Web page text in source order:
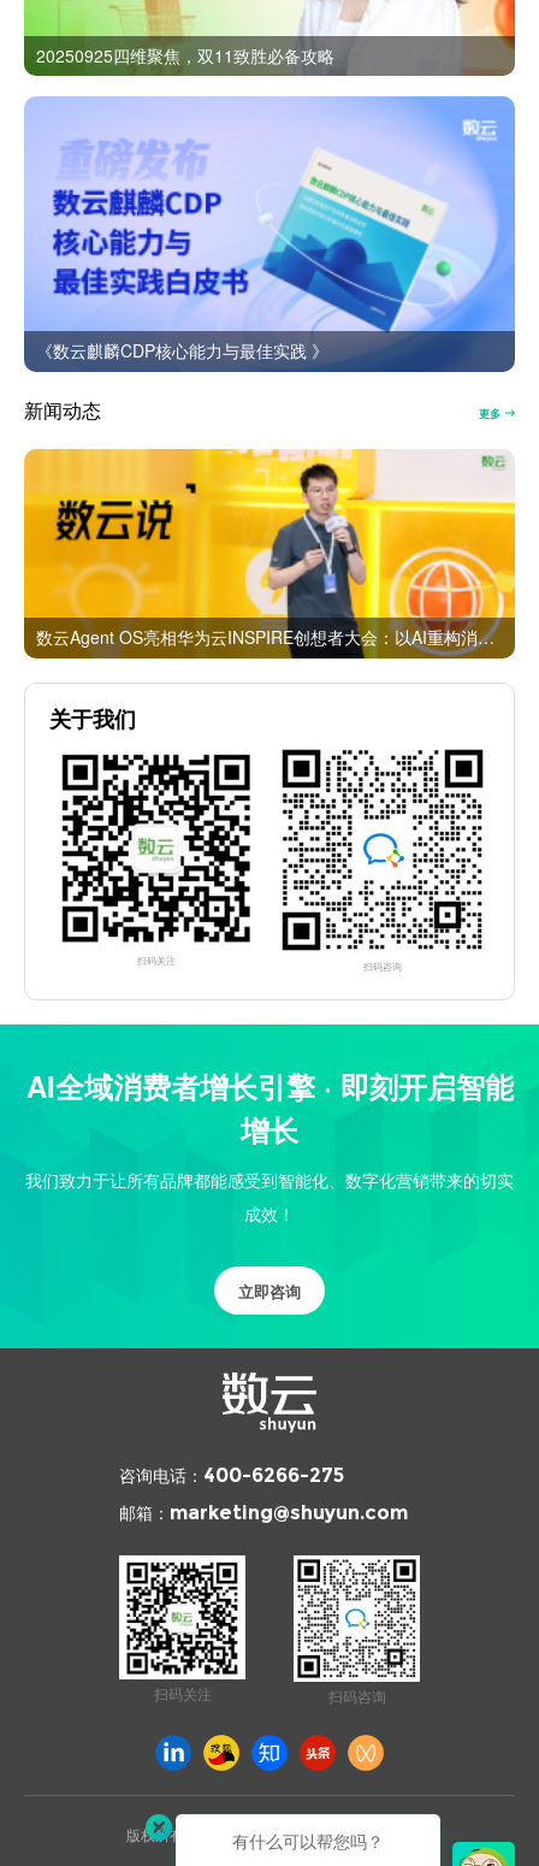
20250925四维聚焦，双11致胜必备攻略
《数云麒麟CDP核心能力与最佳实践 》
新闻动态 更多
数云Agent OS亮相华为云INSPIRE创想者大会：以AI重构消费者运营与零售营销新范式
关于我们
扫码关注 扫码咨询
AI全域消费者增长引擎 · 即刻开启智能
增长
我们致力于让所有品牌都能感受到智能化、数字化营销带来的切实
成效！
立即咨询
咨询电话： 400-6266-275
邮箱： marketing@shuyun.com
扫码关注 扫码咨询
版权所有 © 2026 杭州数云信息技术有限公司
有什么可以帮您吗？